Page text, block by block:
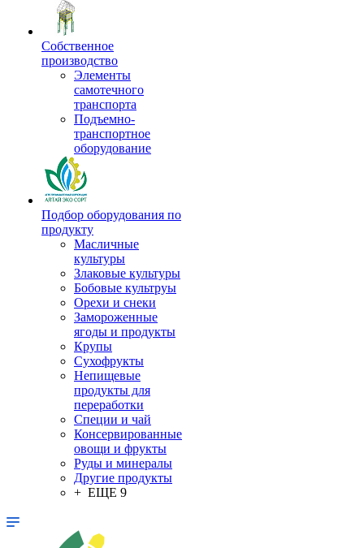
Собственное
производство
Элементы
самотечного
транспорта
Подъемно-
транспортное
оборудование
Подбор оборудования по
продукту
Масличные
культуры
Злаковые культуры
Бобовые культруы
Орехи и снеки
Замороженные
ягоды и продукты
Крупы
Сухофрукты
Непищевые
продукты для
переработки
Специи и чай
Консервированные
овощи и фрукты
Руды и минералы
Другие продукты
+ ЕЩЕ 9